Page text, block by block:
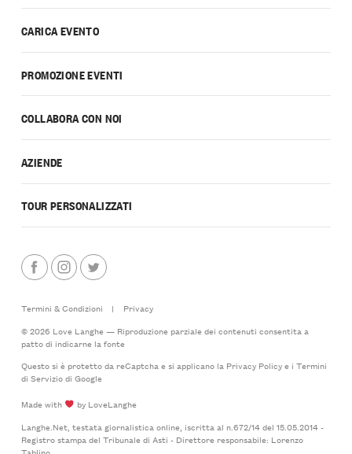
CARICA EVENTO
PROMOZIONE EVENTI
COLLABORA CON NOI
AZIENDE
TOUR PERSONALIZZATI
Termini & Condizioni |
Privacy
© 2026 Love Langhe — Riproduzione parziale dei contenuti consentita a
patto di indicarne la fonte
Questo si è protetto da reCaptcha e si applicano la Privacy Policye i Termini
di Serviziodi Google
Made with
by LoveLanghe
Langhe.Net, testata giornalistica online, iscritta al n.672/14 del 15.05.2014 -
Registro stampa del Tribunale di Asti - Direttore responsabile: Lorenzo